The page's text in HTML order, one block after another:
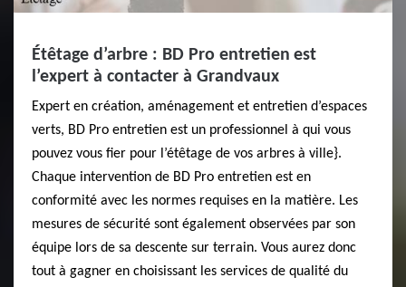
Étêtage d’arbre : BD Pro entretien est
l’expert à contacter à Grandvaux
Expert en création, aménagement et entretien d’espaces
verts, BD Pro entretien est un professionnel à qui vous
pouvez vous fier pour l’étêtage de vos arbres à ville}.
Chaque intervention de BD Pro entretien est en
conformité avec les normes requises en la matière. Les
mesures de sécurité sont également observées par son
équipe lors de sa descente sur terrain. Vous aurez donc
tout à gagner en choisissant les services de qualité du